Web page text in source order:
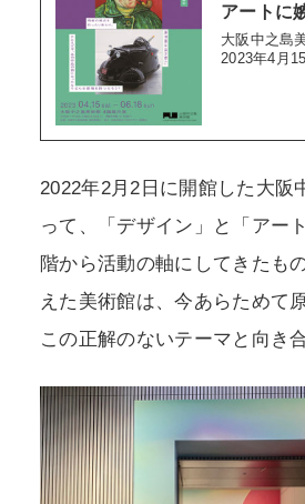
アートに
大阪中之島
2023年4月
2022年2月2日に開館した大阪
って、「デザイン」と「アー
階から活動の軸にしてきたも
えた美術館は、今あらためて
この正解のないテーマと向き